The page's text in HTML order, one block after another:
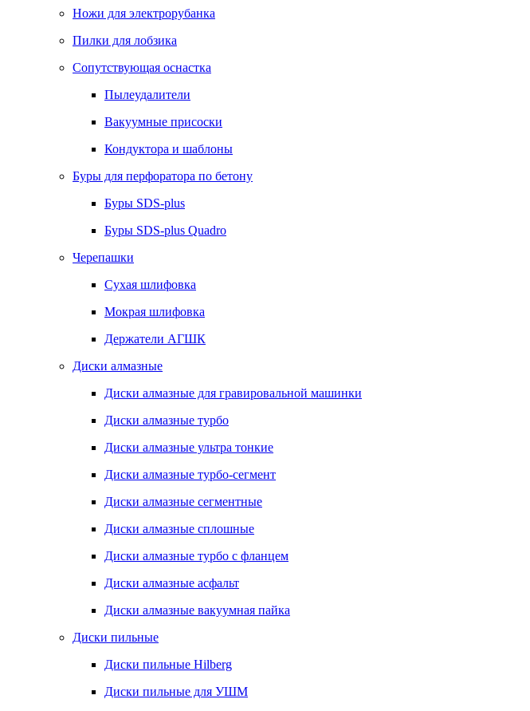
Ножи для электрорубанка
Пилки для лобзика
Сопутствующая оснастка
Пылеудалители
Вакуумные присоски
Кондуктора и шаблоны
Буры для перфоратора по бетону
Буры SDS-plus
Буры SDS-plus Quadro
Черепашки
Сухая шлифовка
Мокрая шлифовка
Держатели АГШК
Диски алмазные
Диски алмазные для гравировальной машинки
Диски алмазные турбо
Диски алмазные ультра тонкие
Диски алмазные турбо-сегмент
Диски алмазные сегментные
Диски алмазные сплошные
Диски алмазные турбо с фланцем
Диски алмазные асфальт
Диски алмазные вакуумная пайка
Диски пильные
Диски пильные Hilberg
Диски пильные для УШМ